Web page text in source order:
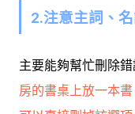
2.注意主詞、
主要能夠幫忙刪除
房的書桌上放一本